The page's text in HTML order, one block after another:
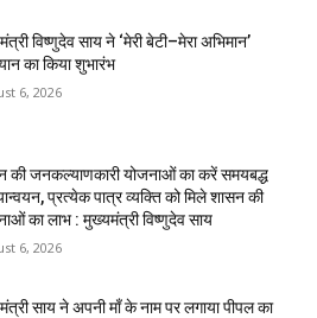
विष्णुदेव साय ने ‘मेरी बेटी–मेरा अभिमान’
का किया शुभारंभ
6, 2026
की जनकल्याणकारी योजनाओं का करें समयबद्ध
प्रत्येक पात्र व्यक्ति को मिले शासन की
का लाभ : मुख्यमंत्री विष्णुदेव साय
6, 2026
साय ने अपनी माँ के नाम पर लगाया पीपल का